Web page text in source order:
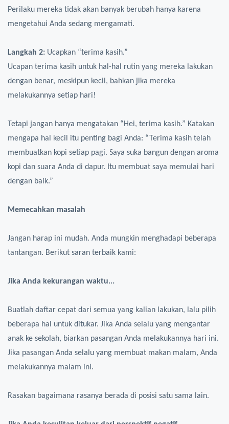
Perilaku mereka tidak akan banyak berubah hanya karena
mengetahui Anda sedang mengamati.
Langkah 2: Ucapkan “terima kasih.”
Ucapan terima kasih untuk hal-hal rutin yang mereka lakukan
dengan benar, meskipun kecil, bahkan jika mereka
melakukannya setiap hari!
Tetapi jangan hanya mengatakan “Hei, terima kasih.” Katakan
mengapa hal kecil itu penting bagi Anda: “Terima kasih telah
membuatkan kopi setiap pagi. Saya suka bangun dengan aroma
kopi dan suara Anda di dapur. Itu membuat saya memulai hari
dengan baik.”
Memecahkan masalah
Jangan harap ini mudah. Anda mungkin menghadapi beberapa
tantangan. Berikut saran terbaik kami:
Jika Anda kekurangan waktu...
Buatlah daftar cepat dari semua yang kalian lakukan, lalu pilih
beberapa hal untuk ditukar. Jika Anda selalu yang mengantar
anak ke sekolah, biarkan pasangan Anda melakukannya hari ini.
Jika pasangan Anda selalu yang membuat makan malam, Anda
melakukannya malam ini.
Rasakan bagaimana rasanya berada di posisi satu sama lain.